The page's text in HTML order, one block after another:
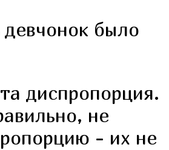
было
диспропорция.
не
- их не